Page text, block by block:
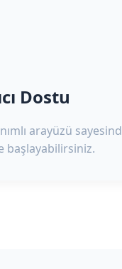
Dostu
arayüzü
başlayabilirsiniz.